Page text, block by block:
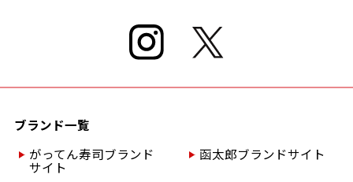
ブランド一覧
がってん寿司ブランド
サイト
函太郎ブランドサイト